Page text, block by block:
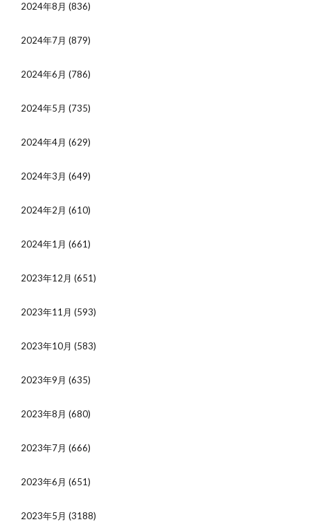
2024年8月 (836)
2024年7月 (879)
2024年6月 (786)
2024年5月 (735)
2024年4月 (629)
2024年3月 (649)
2024年2月 (610)
2024年1月 (661)
2023年12月 (651)
2023年11月 (593)
2023年10月 (583)
2023年9月 (635)
2023年8月 (680)
2023年7月 (666)
2023年6月 (651)
2023年5月 (3188)